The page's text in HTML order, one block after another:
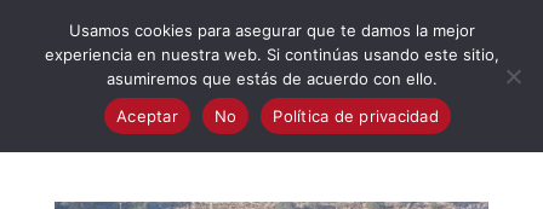
Usamos cookies para asegurar que te damos la mejor
experiencia en nuestra web. Si continúas usando este sitio,
asumiremos que estás de acuerdo con ello.
Aceptar
No Política de privacidad